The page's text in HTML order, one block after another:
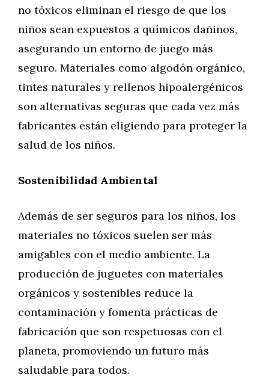
no tóxicos eliminan el riesgo de que los
niños sean expuestos a químicos dañinos,
asegurando un entorno de juego más
seguro. Materiales como algodón orgánico,
tintes naturales y rellenos hipoalergénicos
son alternativas seguras que cada vez más
fabricantes están eligiendo para proteger la
salud de los niños.
Sostenibilidad Ambiental
Además de ser seguros para los niños, los
materiales no tóxicos suelen ser más
amigables con el medio ambiente. La
producción de juguetes con materiales
orgánicos y sostenibles reduce la
contaminación y fomenta prácticas de
fabricación que son respetuosas con el
planeta, promoviendo un futuro más
saludable para todos.